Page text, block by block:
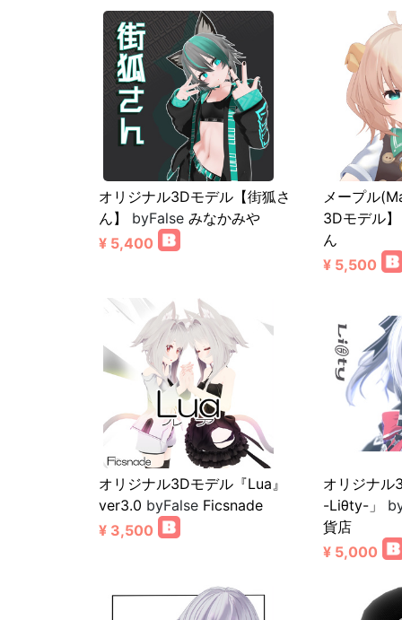
オリジナル3Dモデル【街狐さ
ん】
byFalse みなかみや
¥ 5,400
メープル
3Dモデル】
ん
¥ 5,500
オリジナル3Dモデル『Lua』
ver3.0 byFalse Ficsnade
¥ 3,500
オリジナル
-Liθty-」
貨店
¥ 5,000